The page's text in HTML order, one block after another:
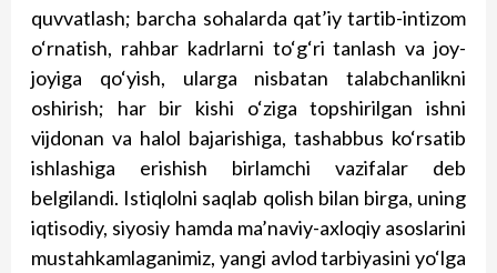
quvvatlash; barcha sohalarda qat’iy tartib-intizom
o‘rnatish, rahbar kadrlarni to‘g‘ri tanlash va joy-
joyiga qo‘yish, ularga nisbatan talabchanlikni
oshirish; har bir kishi o‘ziga topshirilgan ishni
vijdonan va halol bajarishiga, tashabbus ko‘rsatib
ishlashiga erishish birlamchi vazifalar deb
belgilandi. Isti­q­lolni saqlab qolish bilan birga, uning
iqtisodiy, siyosiy hamda ma’naviy-axloqiy asoslarini
mustahkamlaganimiz, yangi avlod tarbiyasini yo‘lga